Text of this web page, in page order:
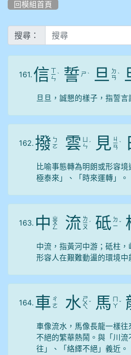
回模組首頁
搜尋：
161. 信 ㄒ
ㄧ
ㄣ
ˋ 誓 ㄕ ˋ 旦
ㄉ
ㄢ ˋ
旦旦，誠懇的樣子，指誓言
162. 撥 ㄅ
ㄛ
雲 ㄣ ˊ 見 ㄐ
ㄧ
ㄢ
ˋ
比喻事態轉為明朗或形容
極泰來」、「時來運轉」。
163. 中 ㄓ
ㄨ
ㄥ 流 ㄌ
ㄧ
ㄡ
ˊ 砥 ㄉ
ㄧ ˇ
中流，指黃河中游；砥柱，
形容人在艱難動盪的環境中
164. 車 ㄔ
ㄜ
水 ㄕ
ㄨ
ㄟ
ˇ 馬 ㄇ
ㄚ ˇ
車像流水，馬像長龍一樣
不絕的繁華熱鬧。與「川流
往」、「絡繹不絕」義近